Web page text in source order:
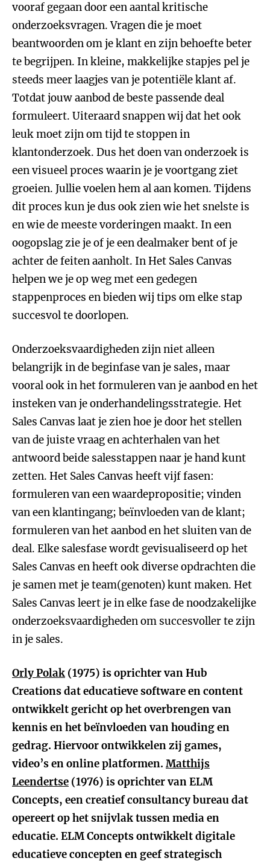
vooraf gegaan door een aantal kritische
onderzoeksvragen. Vragen die je moet
beantwoorden om je klant en zijn behoefte beter
te begrijpen. In kleine, makkelijke stapjes pel je
steeds meer laagjes van je potentiële klant af.
Totdat jouw aanbod de beste passende deal
formuleert. Uiteraard snappen wij dat het ook
leuk moet zijn om tijd te stoppen in
klantonderzoek. Dus het doen van onderzoek is
een visueel proces waarin je je voortgang ziet
groeien. Jullie voelen hem al aan komen. Tijdens
dit proces kun je dus ook zien wie het snelste is
en wie de meeste vorderingen maakt. In een
oogopslag zie je of je een dealmaker bent of je
achter de feiten aanholt. In Het Sales Canvas
helpen we je op weg met een gedegen
stappenproces en bieden wij tips om elke stap
succesvol te doorlopen.
Onderzoeksvaardigheden zijn niet alleen
belangrijk in de beginfase van je sales, maar
vooral ook in het formuleren van je aanbod en het
insteken van je onderhandelingsstrategie. Het
Sales Canvas laat je zien hoe je door het stellen
van de juiste vraag en achterhalen van het
antwoord beide salesstappen naar je hand kunt
zetten. Het Sales Canvas heeft vijf fasen:
formuleren van een waardepropositie; vinden
van een klantingang; beïnvloeden van de klant;
formuleren van het aanbod en het sluiten van de
deal. Elke salesfase wordt gevisualiseerd op het
Sales Canvas en heeft ook diverse opdrachten die
je samen met je team(genoten) kunt maken. Het
Sales Canvas leert je in elke fase de noodzakelijke
onderzoeksvaardigheden om succesvoller te zijn
in je sales.
Orly Polak (1975) is oprichter van Hub
Creations dat educatieve software en content
ontwikkelt gericht op het overbrengen van
kennis en het beïnvloeden van houding en
gedrag. Hiervoor ontwikkelen zij games,
video’s en online platformen. Matthijs
Leendertse (1976) is oprichter van ELM
Concepts, een creatief consultancy bureau dat
opereert op het snijvlak tussen media en
educatie. ELM Concepts ontwikkelt digitale
educatieve concepten en geef strategisch